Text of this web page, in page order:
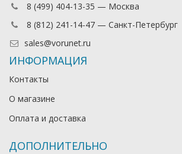
8 (499) 404-13-35 — Москва
8 (812) 241-14-47 — Санкт-Петербург
sales@vorunet.ru
ИНФОРМАЦИЯ
Контакты
О магазине
Оплата и доставка
ДОПОЛНИТЕЛЬНО